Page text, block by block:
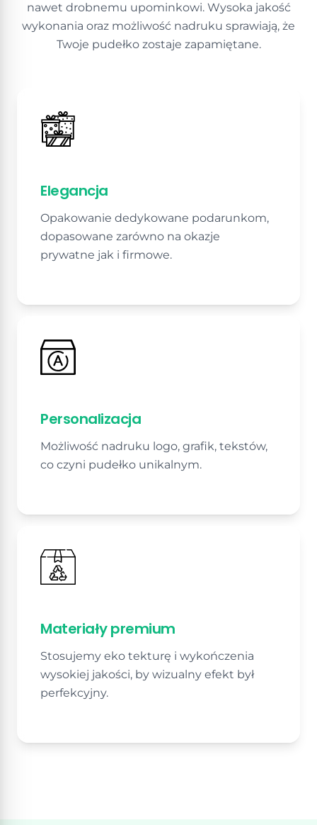
nawet drobnemu upominkowi. Wysoka jakość
wykonania oraz możliwość nadruku sprawiają, że
Twoje pudełko zostaje zapamiętane.
Elegancja
Opakowanie dedykowane podarunkom,
dopasowane zarówno na okazje
prywatne jak i firmowe.
Personalizacja
Możliwość nadruku logo, grafik, tekstów,
co czyni pudełko unikalnym.
Materiały premium
Stosujemy eko tekturę i wykończenia
wysokiej jakości, by wizualny efekt był
perfekcyjny.